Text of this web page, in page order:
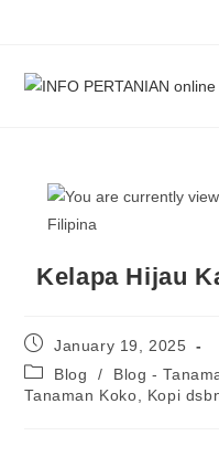
Kelapa Hijau
January 19, 2025
Blog
/ Blog -
Tanaman Koko, Kopi